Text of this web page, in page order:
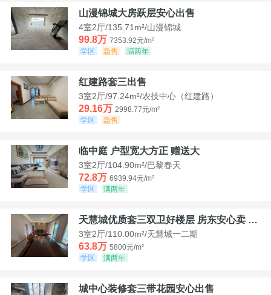
山漫锦城大房跃层安心出售
4室2厅/135.71m²/山漫锦城
99.8万 7353.92元/m²
学区
急售 满两年
红建路套三出售
3室2厅/97.24m²/农技中心（红建路）
29.16万 2998.77元/m²
学区
急售
临中庭 户型宽大方正 赠送大
3室2厅/104.90m²/巴黎春天
72.8万 6939.94元/m²
学区
满两年
天慧城优质套三双卫好楼层 房东安心卖 价格好谈
3室2厅/110.00m²/天慧城一二期
63.8万 5800元/m²
学区
满两年
城中心装修套三带花园安心出售